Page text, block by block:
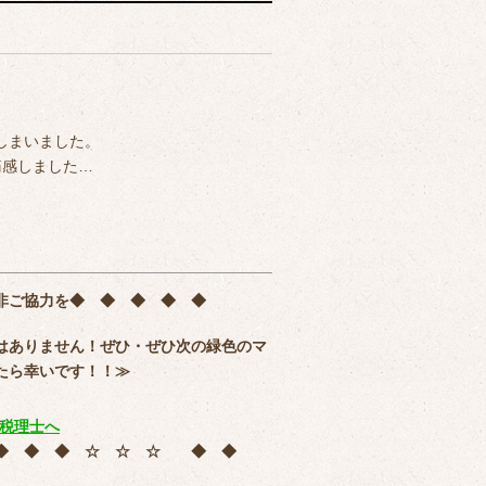
いました。
しました…
ご協力を◆ ◆ ◆ ◆ ◆
りません！ぜひ・ぜひ次の緑色のマ
ら幸いです！！≫
◆ ◆ ☆ ☆ ☆ ◆ ◆